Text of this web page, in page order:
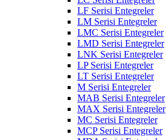
LF Serisi Entegreler
LM Serisi Entegreler
LMC Serisi Entegreler
LMD Serisi Entegreler
LNK Serisi Entegreler
LP Serisi Entegreler
LT Serisi Entegreler
M Serisi Entegreler
MAB Serisi Entegreler
MAX Serisi Entegreler
MC Serisi Entegreler
MCP Serisi Entegreler